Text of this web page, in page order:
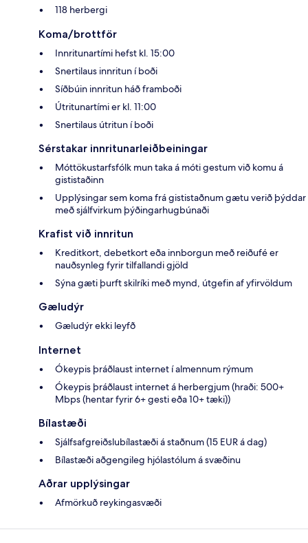
118 herbergi
Koma/brottför
Innritunartími hefst kl. 15:00
Snertilaus innritun í boði
Síðbúin innritun háð framboði
Útritunartími er kl. 11:00
Snertilaus útritun í boði
Sérstakar innritunarleiðbeiningar
Móttökustarfsfólk mun taka á móti gestum við komu á
gististaðinn
Upplýsingar sem koma frá gististaðnum gætu verið þýddar
með sjálfvirkum þýðingarhugbúnaði
Krafist við innritun
Kreditkort, debetkort eða innborgun með reiðufé er
nauðsynleg fyrir tilfallandi gjöld
Sýna gæti þurft skilríki með mynd, útgefin af yfirvöldum
Gæludýr
Gæludýr ekki leyfð
Internet
Ókeypis þráðlaust internet í almennum rýmum
Ókeypis þráðlaust internet á herbergjum (hraði: 500+
Mbps (hentar fyrir 6+ gesti eða 10+ tæki))
Bílastæði
Sjálfsafgreiðslubílastæði á staðnum (15 EUR á dag)
Bílastæði aðgengileg hjólastólum á svæðinu
Aðrar upplýsingar
Afmörkuð reykingasvæði